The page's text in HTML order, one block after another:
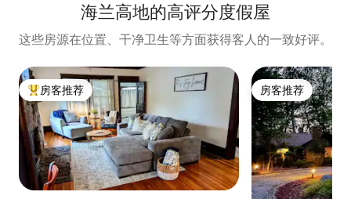
海兰高地的高评分度假屋
这些房源在位置、干净卫生等方面获得客人的一致好评。
热门「房客推荐」
房客推荐 房客推荐
房客推荐